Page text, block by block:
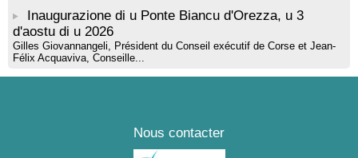
Inaugurazione di u Ponte Biancu d'Orezza, u 3
d'aostu di u 2026
Gilles Giovannangeli, Président du Conseil exécutif de Corse et Jean-
Félix Acquaviva, Conseille...
Nous contacter